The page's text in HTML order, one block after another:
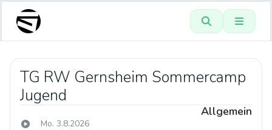
TG RW Gernsheim Sommercamp
Jugend
Allgemein
Mo. 3.8.2026